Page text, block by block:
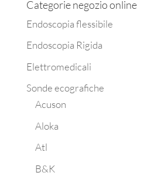
Categorie negozio online
Endoscopia flessibile
Endoscopia Rigida
Elettromedicali
Sonde ecografiche
Acuson
Aloka
Atl
B&K